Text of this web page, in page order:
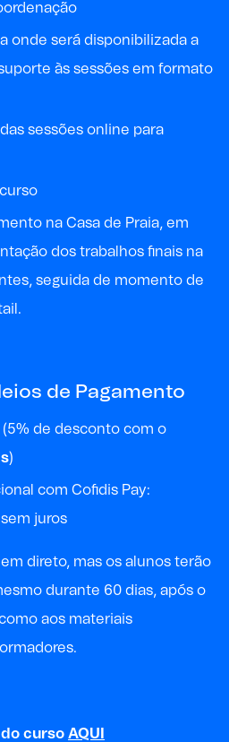
onde será disponibilizada a
às sessões em formato
sessões online para
na Casa de Praia, em
dos trabalhos finais na
seguida de momento de
de Pagamento
(5% de desconto com o
)
com Cofidis Pay:
juros
direto, mas os alunos terão
durante 60 dias, após o
aos materiais
curso AQUI